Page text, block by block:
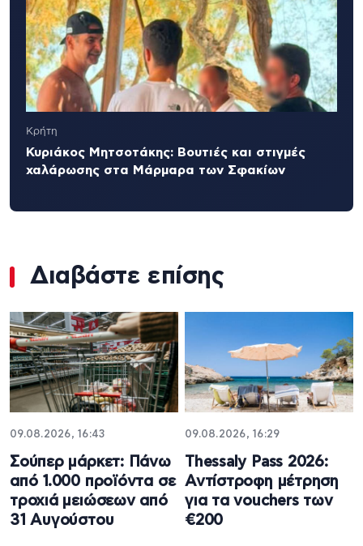
Κρήτη
Κυριάκος Μητσοτάκης: Βουτιές και στιγμές
χαλάρωσης στα Μάρμαρα των Σφακίων
Διαβάστε επίσης
09.08.2026, 16:43
Σούπερ μάρκετ: Πάνω
από 1.000 προϊόντα σε
τροχιά μειώσεων από
31 Αυγούστου
09.08.2026, 16:29
Thessaly Pass 2026:
Αντίστροφη μέτρηση
για τα vouchers των
€200